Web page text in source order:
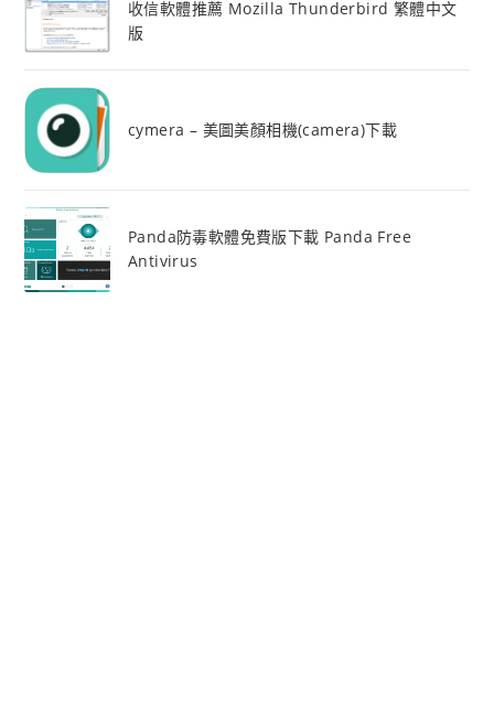
收信軟體推薦 Mozilla Thunderbird 繁體中文
版
cymera – 美圖美顏相機(camera)下載
Panda防毒軟體免費版下載 Panda Free
Antivirus